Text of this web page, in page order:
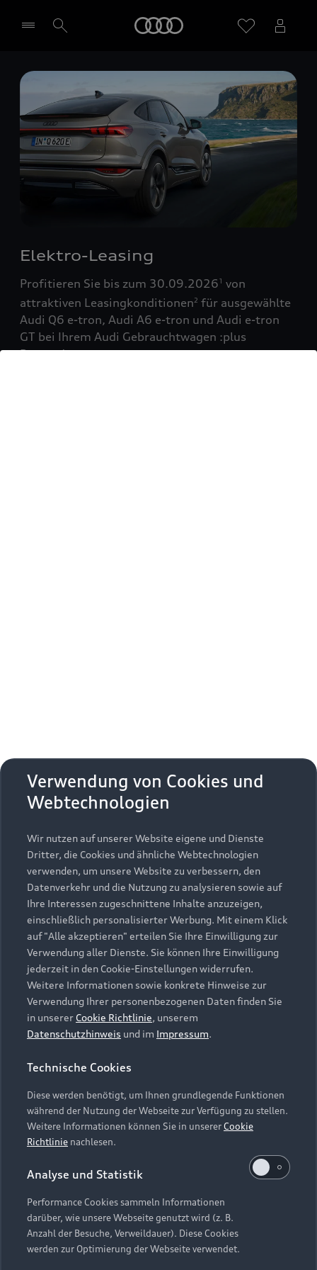
Händler wählen
Elektro-Leasing
Profitieren Sie bis zum 30.09.20261 von
attraktiven Leasingkonditionen2 für ausgewählte
Audi Q6 e-tron, Audi A6 e-tron und Audi e-tron
GT bei Ihrem Audi Gebrauchtwagen :plus
Partner!
Zurück nach oben
Modelle
Alle Modelle
Modelle vergleichen
Elektromodelle
Plug-in-Hybride
Kaufen & leasen
Neuwagensuche
Gebrauchtwagensuche
Gebrauchtwagen
Finanzierung
Aktionen & Angebote
Geschäftskunden
Service & Zubehör
Saisonale Angebote
Audi Services
Garantie
Audi digital services
myAudi
Support
Kundenservice
Händlersuche
Audi Code
Online-Terminvereinbarung
Servicekontakt
Vertrag widerrufen
Über Audi
Unternehmen
Karriere
Investor Relations
Presse & Media Center
Datenschutz
Audi erleben
Newsletter
Impressum Rechtliches
Hinweisgebersystem
Datenschutzinformation
Cookie-Einstellungen
Cookie-Richtlinie
Barrierefreiheit
Hinweis: Die aktuelle Darstellung und Anordnung der
Embleme am Fahrzeug bei allen Abbildungen auf dieser
Webseite kann abweichen.
Verwendung von Cookies und
Webtechnologien
Wir nutzen auf unserer Website eigene und Dienste
Dritter, die Cookies und ähnliche Webtechnologien
verwenden, um unsere Website zu verbessern, den
Datenverkehr und die Nutzung zu analysieren sowie auf
Ihre Interessen zugeschnittene Inhalte anzuzeigen,
einschließlich personalisierter Werbung. Mit einem Klick
auf "Alle akzeptieren" erteilen Sie Ihre Einwilligung zur
Verwendung aller Dienste. Sie können Ihre Einwilligung
jederzeit in den Cookie-Einstellungen widerrufen.
Weitere Informationen sowie konkrete Hinweise zur
Verwendung Ihrer personenbezogenen Daten finden Sie
in unserer Cookie Richtlinie, unserem
Datenschutzhinweis und im Impressum.
Technische Cookies
Diese werden benötigt, um Ihnen grundlegende Funktionen
während der Nutzung der Webseite zur Verfügung zu stellen.
Weitere Informationen können Sie in unsererCookie
Richtlinie nachlesen.
Analyse und Statistik
Performance Cookies sammeln Informationen
darüber, wie unsere Webseite genutzt wird (z. B.
Anzahl der Besuche, Verweildauer). Diese Cookies
werden zur Optimierung der Webseite verwendet.